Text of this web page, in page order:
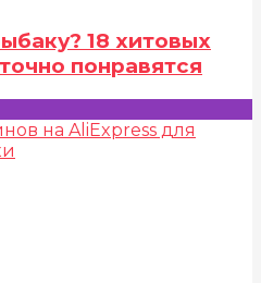
18 хитовых
понравятся